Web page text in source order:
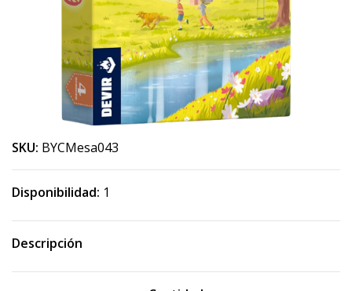
SKU: BYCMesa043
Disponibilidad: 1
Descripción